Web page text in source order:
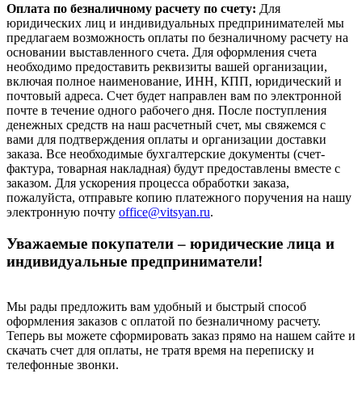
Оплата по безналичному расчету по счету: Для
юридических лиц и индивидуальных предпринимателей мы
предлагаем возможность оплаты по безналичному расчету на
основании выставленного счета. Для оформления счета
необходимо предоставить реквизиты вашей организации,
включая полное наименование, ИНН, КПП, юридический и
почтовый адреса. Счет будет направлен вам по электронной
почте в течение одного рабочего дня. После поступления
денежных средств на наш расчетный счет, мы свяжемся с
вами для подтверждения оплаты и организации доставки
заказа. Все необходимые бухгалтерские документы (счет-
фактура, товарная накладная) будут предоставлены вместе с
заказом. Для ускорения процесса обработки заказа,
пожалуйста, отправьте копию платежного поручения на нашу
электронную почту office@vitsyan.ru.
Уважаемые покупатели – юридические лица и
индивидуальные предприниматели!
Мы рады предложить вам удобный и быстрый способ
оформления заказов с оплатой по безналичному расчету.
Теперь вы можете сформировать заказ прямо на нашем сайте и
скачать счет для оплаты, не тратя время на переписку и
телефонные звонки.